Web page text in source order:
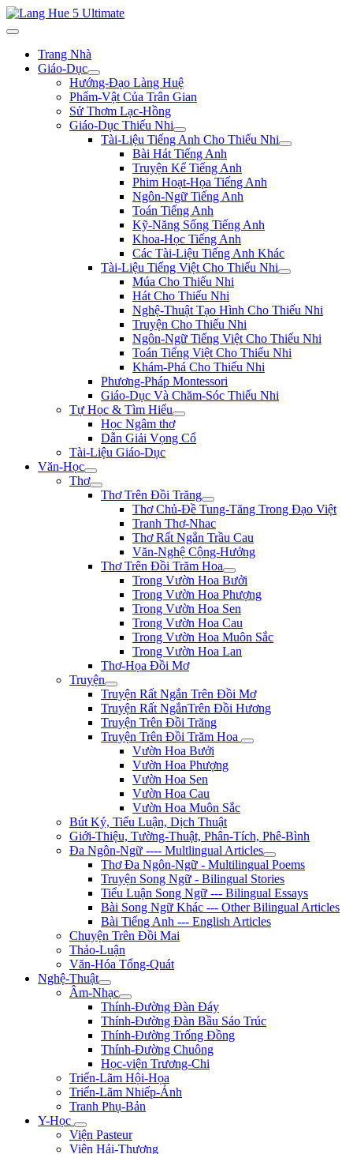
Trang Nhà
Giáo-Dục
Hướng-Đạo Làng Huệ
Phẩm-Vật Của Trân Gian
Sử Thơm Lạc-Hồng
Giáo-Dục Thiếu Nhi
Tài-Liệu Tiếng Anh Cho Thiếu Nhi
Bài Hát Tiếng Anh
Truyện Kể Tiếng Anh
Phim Hoạt-Họa Tiếng Anh
Ngôn-Ngữ Tiếng Anh
Toán Tiếng Anh
Kỹ-Năng Sống Tiếng Anh
Khoa-Học Tiếng Anh
Các Tài-Liệu Tiếng Anh Khác
Tài-Liệu Tiếng Việt Cho Thiếu Nhi
Múa Cho Thiếu Nhi
Hát Cho Thiếu Nhi
Nghệ-Thuật Tạo Hình Cho Thiếu Nhi
Truyện Cho Thiếu Nhi
Ngôn-Ngữ Tiếng Việt Cho Thiếu Nhi
Toán Tiếng Việt Cho Thiếu Nhi
Khám-Phá Cho Thiếu Nhi
Phương-Pháp Montessori
Giáo-Dục Và Chăm-Sóc Thiếu Nhi
Tự Học & Tìm Hiểu
Học Ngâm thơ
Dẫn Giải Vọng Cổ
Tài-Liệu Giáo-Dục
Văn-Học
Thơ
Thơ Trên Đồi Trăng
Thơ Chủ-Đề Tung-Tăng Trong Đạo Việt
Tranh Thơ-Nhac
Thơ Rất Ngắn Trầu Cau
Văn-Nghệ Cộng-Hưởng
Thơ Trên Đồi Trăm Hoa
Trong Vườn Hoa Bưởi
Trong Vườn Hoa Phượng
Trong Vườn Hoa Sen
Trong Vườn Hoa Cau
Trong Vườn Hoa Muôn Sắc
Trong Vườn Hoa Lan
Thơ-Họa Đồi Mơ
Truyện
Truyện Rất Ngắn Trên Đồi Mơ
Truyện Rất NgắnTrên Đồi Hương
Truyện Trên Đồi Trăng
Truyện Trên Đồi Trăm Hoa
Vườn Hoa Bưởi
Vườn Hoa Phượng
Vườn Hoa Sen
Vườn Hoa Cau
Vườn Hoa Muôn Sắc
Bút Ký, Tiểu Luận, Dịch Thuật
Giới-Thiệu, Tường-Thuật, Phân-Tích, Phê-Bình
Đa Ngôn-Ngữ ---- Multlingual Articles
Thơ Đa Ngôn-Ngữ - Multilingual Poems
Truyện Song Ngữ - Bilingual Stories
Tiểu Luận Song Ngữ --- Bilingual Essays
Bài Song Ngữ Khác --- Other Bilingual Articles
Bài Tiếng Anh --- English Articles
Chuyện Trên Đồi Mai
Thảo-Luận
Văn-Hóa Tổng-Quát
Nghệ-Thuật
Âm-Nhạc
Thính-Đường Đàn Đáy
Thính-Đường Đàn Bầu Sáo Trúc
Thính-Đường Trống Đồng
Thính-Đường Chuông
Học-viện Trương-Chi
Triển-Lãm Hội-Họa
Triển-Lãm Nhiếp-Ảnh
Tranh Phụ-Bản
Y-Học
Viện Pasteur
Viện Hải-Thượng